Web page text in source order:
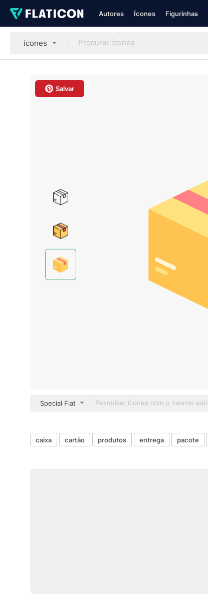
Autores Ícones Figurinhas
ícones
Salvar
Special Flat
caixa cartão produtos entrega pacote